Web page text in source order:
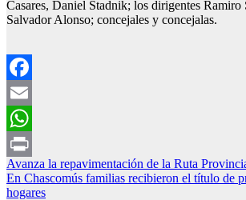
Casares, Daniel Stadnik; los dirigentes Ramiro
Salvador Alonso; concejales y concejalas.
Facebook
Email
WhatsApp
Print
Navegación
de
Avanza la repavimentación de la Ruta
En Chascomús familias recibieron el título de
hogares